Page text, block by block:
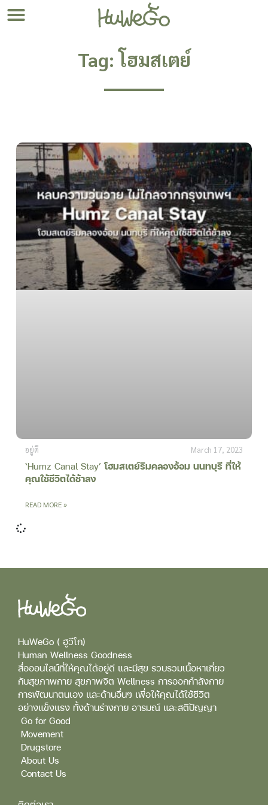
Tag: โฮมสเตย์
อยู่ดี
‘Humz Canal Stay’ โฮมสเตย์ริมคลองอ้อม นนทบุรี ที่ให้
คุณใช้ชีวิตได้ช้าลง
READ MORE »
March 17, 2023
HuWeGo ( ฮูวีโก)
Human Wellness Goodness
สื่อออนไลน์ที่ให้คุณได้อยู่ดี และมีสุข รวบรวมเนื้อหาเกี่ยว
กับสุขภาพกาย สุขภาพจิต Wellness การออกกำลังกาย
การพัฒนาตนเอง และด้านอื่นๆ เพื่อให้คุณได้ใช้ชีวิต
อย่างแข็งแรง ทั้งด้านร่างกาย อารมณ์ และสติปัญญา
Go for Good
Movement
Drugstore
About Us
Contact Us